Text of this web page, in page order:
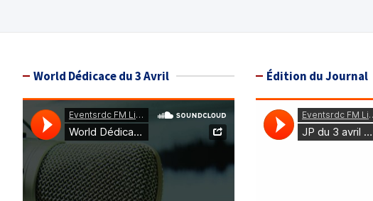
World Dédicace du 3 Avril Édition du Journal